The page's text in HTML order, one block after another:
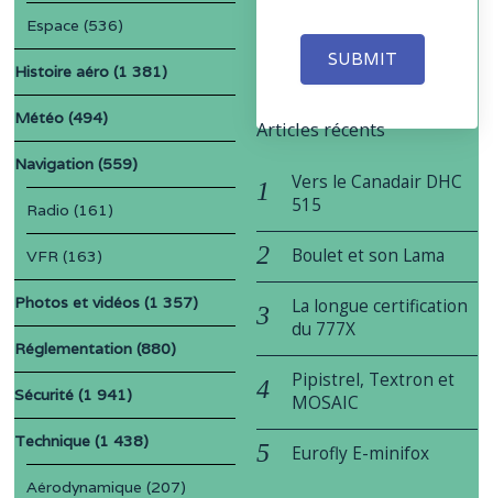
SUBMIT
Espace (536)
Histoire aéro (1 381)
Météo (494)
Navigation (559)
Radio (161)
VFR (163)
Photos et vidéos (1 357)
Réglementation (880)
Sécurité (1 941)
Technique (1 438)
Aérodynamique (207)
Articles récents
Vers le Canadair DHC
515
Boulet et son Lama
La longue certification
du 777X
Pipistrel, Textron et
MOSAIC
Eurofly E-minifox